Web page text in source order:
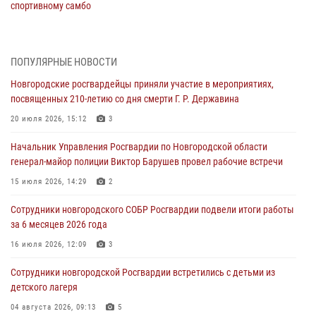
спортивному самбо
детского лагеря
04 августа 2026, 09:13 5
Новгородские росгвардейцы за неделю осуществили 203 выезда на
04 августа 2026, 09:12 1
Радиоэфир программы "Новости дня" на радио "Радио53" от 30
центре подготовки личного состава Росгвардии.
30 июля 2026, 16:00 1
разрешительной работы Росгвардии провели телефонную «горячую
линию»
30 июля 2026, 14:36 1
ПОПУЛЯРНЫЕ НОВОСТИ
Новгородские росгвардейцы приняли участие в мероприятиях,
посвященных 210-летию со дня смерти Г. Р. Державина
20 июля 2026, 15:12 3
Начальник Управления Росгвардии по Новгородской области
генерал-майор полиции Виктор Барушев провел рабочие встречи
15 июля 2026, 14:29 2
Сотрудники новгородского СОБР Росгвардии подвели итоги работы
за 6 месяцев 2026 года
16 июля 2026, 12:09 3
Сотрудники новгородской Росгвардии встретились с детьми из
детского лагеря
04 августа 2026, 09:13 5